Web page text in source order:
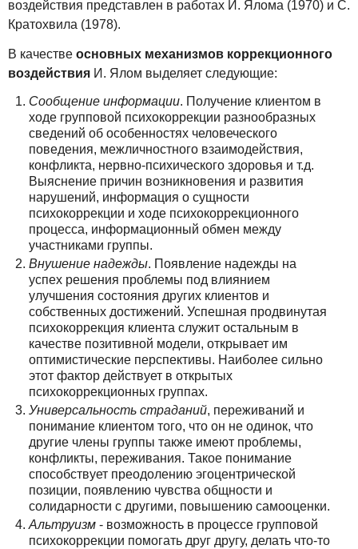
воздействия представлен в работах И. Ялома (1970) и С.
Кратохвила (1978).
В качестве основных механизмов коррекционного
воздействия И. Ялом выделяет следующие:
Сообщение информации. Получение клиентом в
ходе групповой психокоррекции разнообразных
сведений об особенностях человеческого
поведения, межличностного взаимодействия,
конфликта, нервно-психического здоровья и т.д.
Выяснение причин возникновения и развития
нарушений, информация о сущности
психокоррекции и ходе психокоррекционного
процесса, информационный обмен между
участниками группы.
Внушение надежды. Появление надежды на
успех решения проблемы под влиянием
улучшения состояния других клиентов и
собственных достижений. Успешная продвинутая
психокоррекция клиента служит остальным в
качестве позитивной модели, открывает им
оптимистические перспективы. Наиболее сильно
этот фактор действует в открытых
психокоррекционных группах.
Универсальность страданий, переживаний и
понимание клиентом того, что он не одинок, что
другие члены группы также имеют проблемы,
конфликты, переживания. Такое понимание
способствует преодолению эгоцентрической
позиции, появлению чувства общности и
солидарности с другими, повышению самооценки.
Альтруизм- возможность в процессе групповой
психокоррекции помогать друг другу, делать что-то